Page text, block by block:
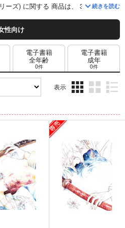
ーズ) に関する 商品は、 3 件お取り扱
続きを読む
性向け
電子書籍
全年齢
0件
電子書籍
成年
0件
表示
ム
表
ム
表
ム
表